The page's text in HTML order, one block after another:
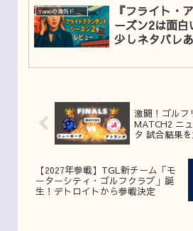
Yamoの海外ドラマレビュー
『フライト・
ーズン2は面白
少しネタバレ
激闘！ゴル
MATCH2 ニ
タ 試合結果を
【2027年参戦】TGL新チーム「モ
ーターシティ・ゴルフクラブ」誕
生！デトロイトから参戦決定